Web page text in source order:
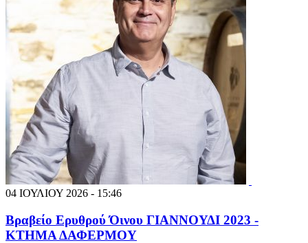
04 ΙΟΥΛΙΟΥ 2026 - 15:46
Βραβείο Ερυθρού Όινου ΓΙΑΝΝΟΥΔΙ 2023 -
ΚΤΗΜΑ ΔΑΦΕΡΜΟΥ